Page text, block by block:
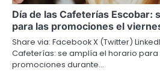
Día de las Cafeterías Escobar:
para las promociones el
Share via: Facebook X (Twitter)
Cafeterías: se amplía el horario para
promociones durante…